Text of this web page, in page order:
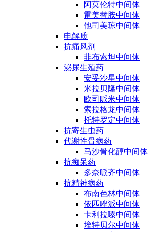
阿莫伦特中间体
雷美替胺中间体
他司美琼中间体
电解质
抗痛风剂
非布索坦中间体
泌尿生殖药
安妥沙星中间体
米拉贝隆中间体
欧司哌米中间体
索拉格龙中间体
托特罗定中间体
抗寄生虫药
代谢性骨病药
马沙骨化醇中间体
抗痴呆药
多奈哌齐中间体
抗精神病药
布南色林中间体
依匹唑派中间体
卡利拉嗪中间体
埃特贝尔中间体